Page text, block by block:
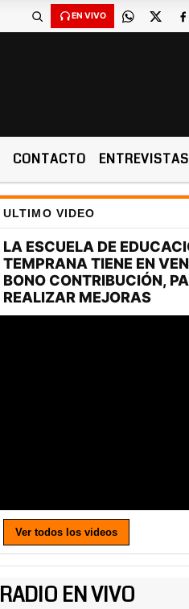
EN VIVO
CONTACTO ENTREVISTAS
ULTIMO VIDEO
Ver todos los videos
RADIO EN VIVO